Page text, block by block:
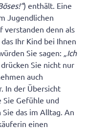
) enthält. Eine
Jugendlichen
verstanden denn als
Ihr Kind bei Ihnen
Sie sagen: „Ich
Sie nicht nur
auch
In der Übersicht
Sie Gefühle und
das im Alltag. An
einen